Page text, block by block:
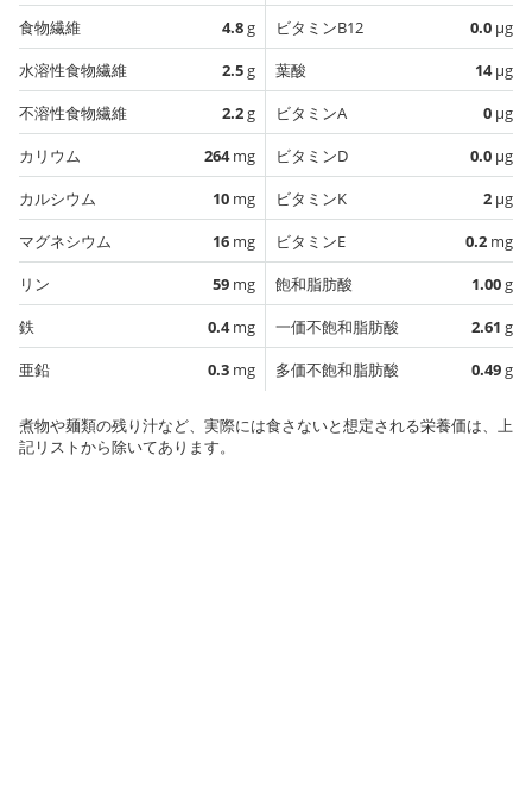
食物繊維
4.8g
水溶性食物繊維
2.5g
不溶性食物繊維
2.2g
カリウム
264mg
カルシウム
10 mg
マグネシウム
16 mg
リン
59 mg
鉄
0.4mg
亜鉛
0.3 mg
ビタミンB12
0.0 µg
葉酸
14µg
ビタミンA
0 µg
ビタミンD
0.0 µg
ビタミンK
2 µg
ビタミンE
0.2 mg
飽和脂肪酸
1.00g
一価不飽和脂肪酸
2.61 g
多価不飽和脂肪酸
0.49g
煮物や麺類の残り汁など、実際には食さないと想定される栄養価は、上
記リストから除いてあります。